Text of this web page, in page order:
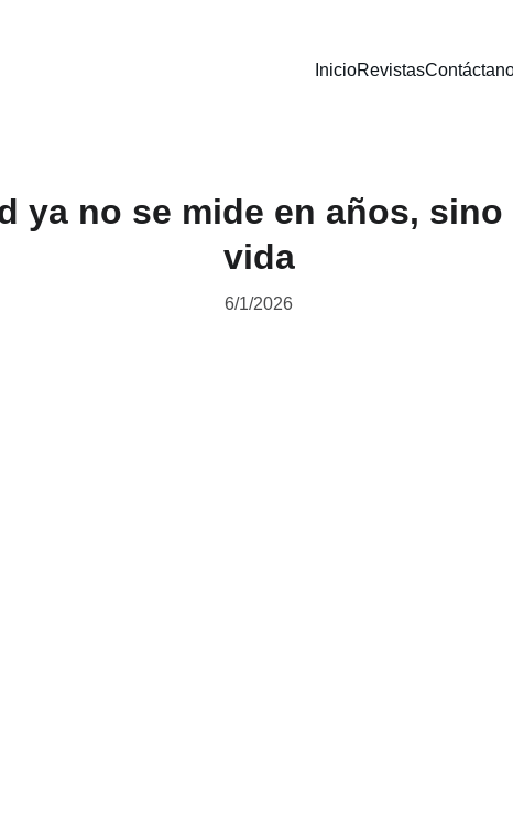
InicioRevistas
ya no se mide en años,
vida
6/1/2026